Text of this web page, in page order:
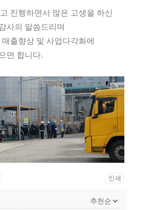
진행하면서 많은 고생을 하신
사의 말씀드리며
출향상 및 사업다각화에
면 합니다.
인쇄